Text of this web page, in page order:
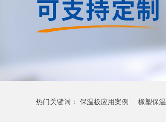
热门关键词： 保温板应用案例 橡塑保